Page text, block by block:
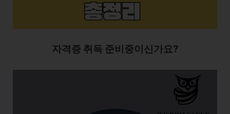
자격증 취득 준비중이신가요?